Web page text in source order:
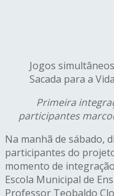
Jogos
Sacada para a Vida
Primeira
participantes
Na manhã de sábado,
participantes do
momento de
Escola Municipal de
Professor Teobaldo